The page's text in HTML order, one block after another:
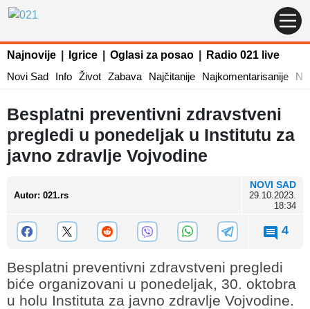
Najnovije Igrice Oglasi za posao
Radio 021 live
Novi Sad
Info Život Zabava Najčitanije Najkomentarisanije
Besplatni preventivni zdravstveni
pregledi u ponedeljak u Institutu za
javno zdravlje Vojvodine
Autor: 021.rs
NOVI SAD
29.10.2023.
18:34
4
Besplatni preventivni zdravstveni pregledi
biće organizovani u ponedeljak, 30. oktobra
u holu Instituta za javno zdravlje Vojvodine.